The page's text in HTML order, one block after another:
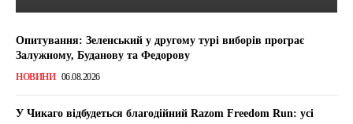
Опитування: Зеленський у другому турі виборів програє
Залужному, Буданову та Федорову
НОВИНИ 06.08.2026
У Чикаго відбудеться благодійний Razom Freedom Run: усі